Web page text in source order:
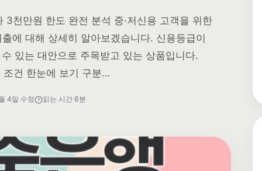
천만원 한도 완전 분석 중·저신용 고객을 위한
에 대해 상세히 알아보겠습니다. 신용등급이
있는 대안으로 주목받고 있는 상품입니다.
조건 한눈에 보기 구분…
4일 수정 읽는 시간 6분